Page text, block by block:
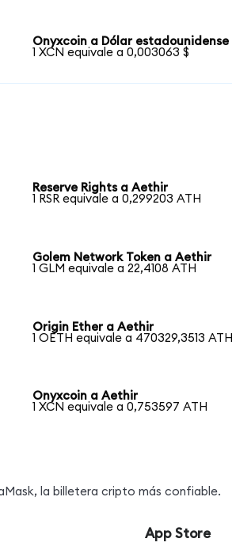
Onyxcoin a Dólar estadounidense
1 XCN equivale a 0,003063 $
Reserve Rights a Aethir
1 RSR equivale a 0,299203 ATH
Golem Network Token a Aethir
1 GLM equivale a 22,4108 ATH
Origin Ether a Aethir
1 OETH equivale a 470329,3513 ATH
Onyxcoin a Aethir
1 XCN equivale a 0,753597 ATH
la billetera cripto más confiable.
App Store